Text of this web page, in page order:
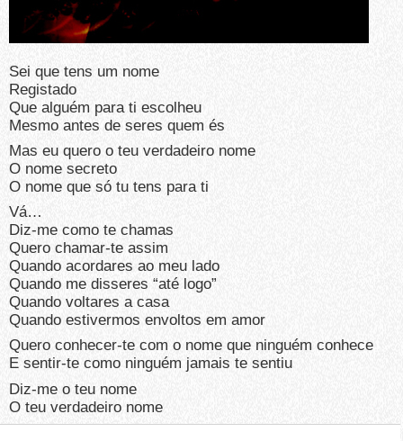
Sei que tens um nome
Registado
Que alguém para ti escolheu
Mesmo antes de seres quem és
Mas eu quero o teu verdadeiro nome
O nome secreto
O nome que só tu tens para ti
Vá…
Diz-me como te chamas
Quero chamar-te assim
Quando acordares ao meu lado
Quando me disseres “até logo”
Quando voltares a casa
Quando estivermos envoltos em amor
Quero conhecer-te com o nome que ninguém conhece
E sentir-te como ninguém jamais te sentiu
Diz-me o teu nome
O teu verdadeiro nome